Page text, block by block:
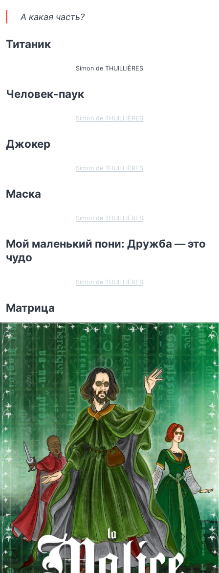
А какая часть?
Титаник
Simon de THUILLIÈRES
Человек-паук
Simon de THUILLIÈRES
Джокер
Simon de THUILLIÈRES
Маска
Simon de THUILLIÈRES
Мой маленький пони: Дружба — это
чудо
Simon de THUILLIÈRES
Матрица